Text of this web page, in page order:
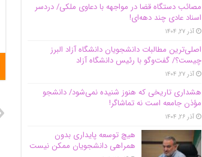
مصائب دستگاه قضا در مواجهه با دعاوی ملکی/ دردسر
اسناد عادی چند‌ دهه‌ای!
آذر ۲۷, ۱۴۰۴
اصلی‌ترین مطالبات دانشجویان دانشگاه آزاد البرز
چیست؟/ گفت‌وگو با رئیس دانشگاه آز‌اد
آذر ۲۷, ۱۴۰۴
هشداری تاریخی که هنوز شنیده نمی‌شود/ دانشجو
مؤذن جامعه است نه تماشاگر!
آذر ۲۶, ۱۴۰۴
هیچ توسعه پایداری بدون
همراهی دانشجویان ممکن نیست